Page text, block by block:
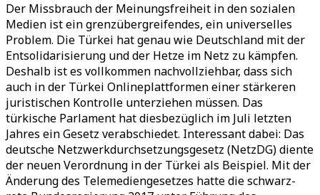
Der Missbrauch der Meinungsfreiheit in den sozialen
Medien ist ein grenzübergreifendes, ein universelles
Problem. Die Türkei hat genau wie Deutschland mit der
Entsolidarisierung und der Hetze im Netz zu kämpfen.
Deshalb ist es vollkommen nachvollziehbar, dass sich
auch in der Türkei Onlineplattformen einer stärkeren
juristischen Kontrolle unterziehen müssen. Das
türkische Parlament hat diesbezüglich im Juli letzten
Jahres ein Gesetz verabschiedet. Interessant dabei: Das
deutsche Netzwerkdurchsetzungsgesetz (NetzDG) diente
der neuen Verordnung in der Türkei als Beispiel. Mit der
Änderung des Telemediengesetzes hatte die schwarz-